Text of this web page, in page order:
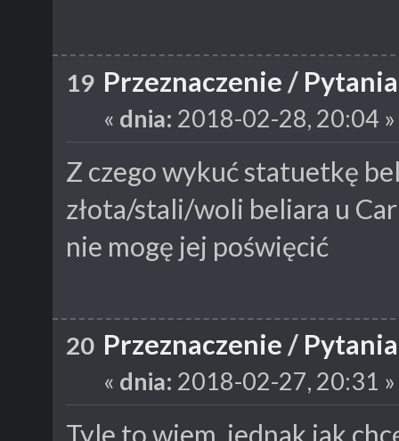
19 Przeznaczenie /
« dnia: 2018-02-28, 20:04 »
Z czego wykuć statuetkę
złota/stali/woli beliara u
nie mogę jej poświęcić
20 Przeznaczenie /
« dnia: 2018-02-27, 20:31 »
Tyle to wiem, jednak jak